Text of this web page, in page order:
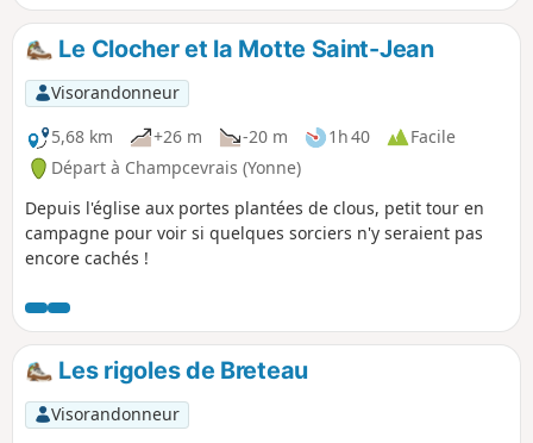
Le Clocher et la Motte Saint-Jean
Visorandonneur
5,68 km
+26 m -20 m 1h 40
Facile
Départ à Champcevrais (Yonne)
Depuis l'église aux portes plantées de clous, petit tour en
campagne pour voir si quelques sorciers n'y seraient pas
encore cachés !
Les rigoles de Breteau
Visorandonneur